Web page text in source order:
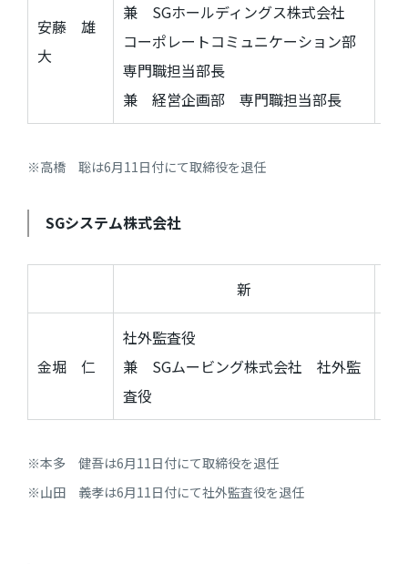
安藤 雄
大
兼 SGホールディングス株式会社
コーポレートコミュニケーション部
専門職担当部長
兼 経営企画部 専門職担当部長
※高橋 聡は6月11日付にて取締役を退任
SGシステム株式会社
新
金堀 仁
社外監査役
兼 SGムービング株式会社 社外監
査役
※本多 健吾は6月11日付にて取締役を退任
※山田 義孝は6月11日付にて社外監査役を退任